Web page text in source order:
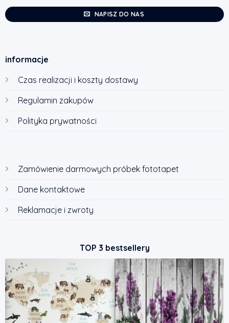
NAPISZ DO NAS
informacje
Czas realizacji i koszty dostawy
Regulamin zakupów
Polityka prywatności
Zamówienie darmowych próbek fototapet
Dane kontaktowe
Reklamacje i zwroty
TOP 3 bestsellery